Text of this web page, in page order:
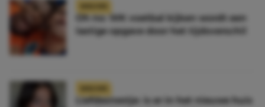
Oh no: WK voetbal kijken wordt een
lastige opgave door het tijdsverschil
Liefdesnestje: is er in het nieuwe huis